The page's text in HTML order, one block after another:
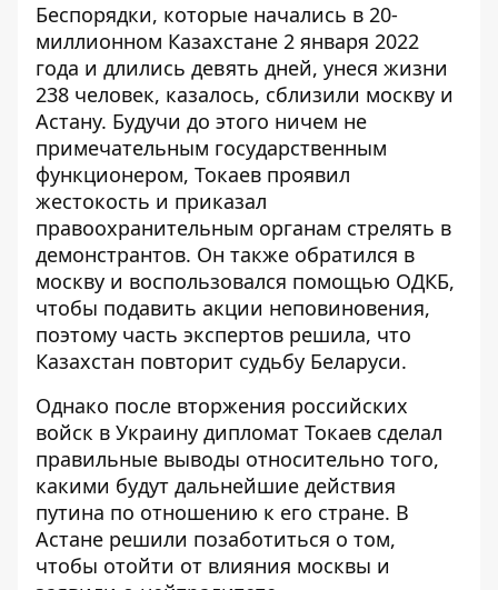
Беспорядки, которые начались в 20-
миллионном Казахстане 2 января 2022
года и длились девять дней, унеся жизни
238 человек, казалось, сблизили москву и
Астану. Будучи до этого ничем не
примечательным государственным
функционером, Токаев проявил
жестокость и приказал
правоохранительным органам стрелять в
демонстрантов. Он также обратился в
москву и воспользовался помощью ОДКБ,
чтобы подавить акции неповиновения,
поэтому часть экспертов решила, что
Казахстан повторит судьбу Беларуси.
Однако после вторжения российских
войск в Украину дипломат Токаев сделал
правильные выводы относительно того,
какими будут дальнейшие действия
путина по отношению к его стране. В
Астане решили позаботиться о том,
чтобы отойти от влияния москвы и